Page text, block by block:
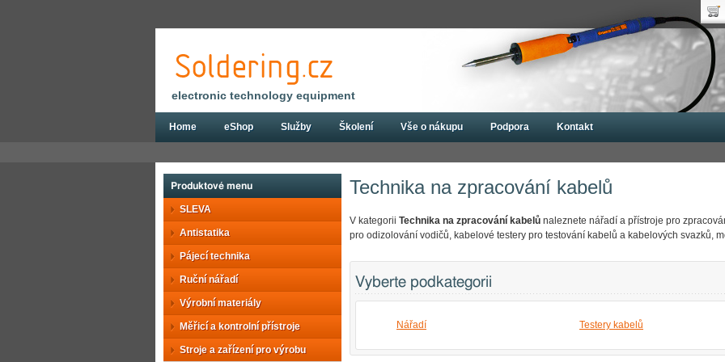
Technika na zpracování kabelů
V kategorii Technika na zpracování kabelů naleznete nářadí a přístroje pro
pro odizolování vodičů, kabelové testery pro testování kabelů a kabelových svazků,
Vyberte podkategorii
Nářadí Testery kabelů
Produktové menu
SLEVA
Antistatika
Pájecí technika
Ruční nářadí
Výrobní materiály
Měřicí a kontrolní přístroje
Stroje a zařízení pro výrobu
electronic technology equipment
Home eShop Služby Školení Vše o nákupu Podpora Kontakt